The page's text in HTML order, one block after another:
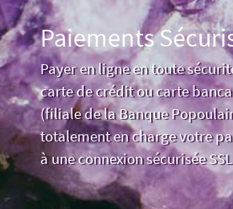
Paiements
Payer en ligne en toute
carte de crédit ou carte
(filiale de la Banque
totalement en charge votre
à une connexion sécurisée SSL